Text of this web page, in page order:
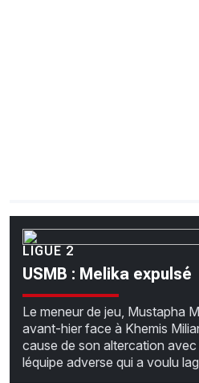
LIGUE 2
USMB : Melika expulsé
Le meneur de jeu, Mustapha
avant-hier face à Khemis
cause de son altercation avec
léquipe adverse qui a voulu